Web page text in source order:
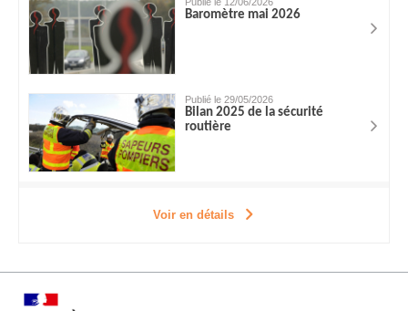
Baromètre mai 2026
Publié le 29/05/2026
Bilan 2025 de la sécurité
routière
Voir en détails